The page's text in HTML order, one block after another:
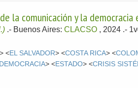
la comunicación y la
.- Buenos Aires:CLACSO , 2024 .-
> <EL SALVADOR> <COSTA RICA> <
DEMOCRACIA> <ESTADO> <CRISIS